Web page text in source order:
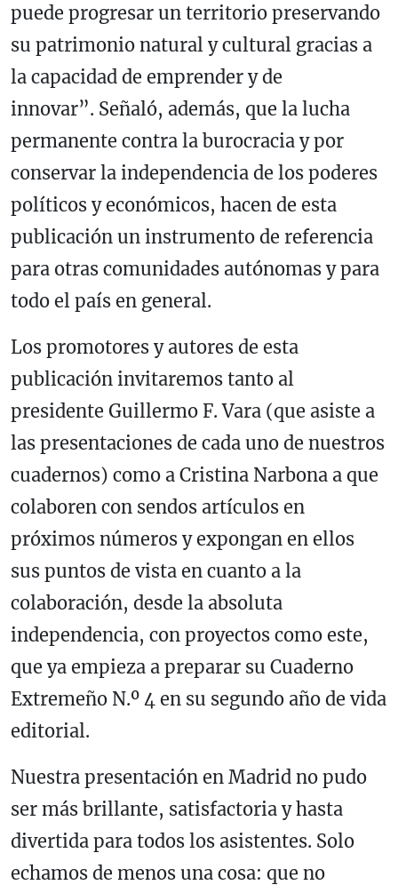
puede progresar un territorio preservando
su patrimonio natural y cultural gracias a
la capacidad de emprender y de
innovar”. Señaló, además, que la lucha
permanente contra la burocracia y por
conservar la independencia de los poderes
políticos y económicos, hacen de esta
publicación un instrumento de referencia
para otras comunidades autónomas y para
todo el país en general.
Los promotores y autores de esta
publicación invitaremos tanto al
presidente Guillermo F. Vara (que asiste a
las presentaciones de cada uno de nuestros
cuadernos) como a Cristina Narbona a que
colaboren con sendos artículos en
próximos números y expongan en ellos
sus puntos de vista en cuanto a la
colaboración, desde la absoluta
independencia, con proyectos como este,
que ya empieza a preparar su Cuaderno
Extremeño N.º 4 en su segundo año de vida
editorial.
Nuestra presentación en Madrid no pudo
ser más brillante, satisfactoria y hasta
divertida para todos los asistentes. Solo
echamos de menos una cosa: que no